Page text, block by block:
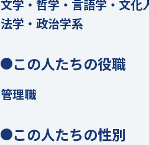
文学・哲学・言語学・文化
法学・政治学系
この人たちの役職
管理職
この人たちの性別